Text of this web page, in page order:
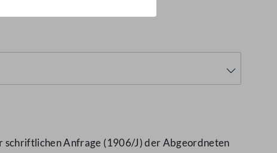
schriftlichen Anfrage (1906/J) der Abgeordneten